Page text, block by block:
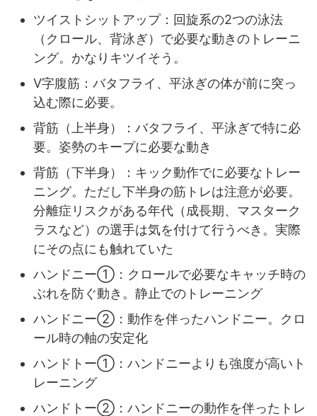
ツイストシットアップ：回旋系の2つの泳法
（クロール、背泳ぎ）で必要な動きのトレーニ
ング。かなりキツイそう。
V字腹筋：バタフライ、平泳ぎの体が前に突っ
込む際に必要。
背筋（上半身）：バタフライ、平泳ぎで特に必
要。姿勢のキープに必要な動き
背筋（下半身）：キック動作でに必要なトレー
ニング。ただし下半身の筋トレは注意が必要。
分離症リスクがある年代（成長期、マスターク
ラスなど）の選手は気を付けて行うべき。実際
にその点にも触れていた
ハンドニー①：クロールで必要なキャッチ時の
ぶれを防ぐ動き。静止でのトレーニング
ハンドニー②：動作を伴ったハンドニー。クロ
ール時の軸の安定化
ハンドトー①：ハンドニーよりも強度が高いト
レーニング
ハンドトー②：ハンドニーの動作を伴ったトレ